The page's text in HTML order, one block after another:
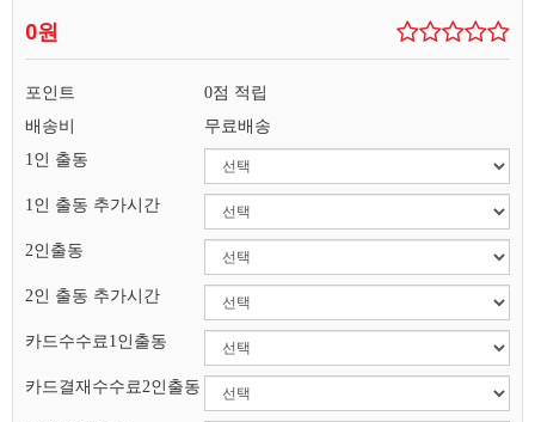
0원
포인트
0점 적립
배송비
무료배송
1인 출동
1인 출동 추가시간
2인출동
2인 출동 추가시간
카드수수료1인출동
카드결재수수료2인출동